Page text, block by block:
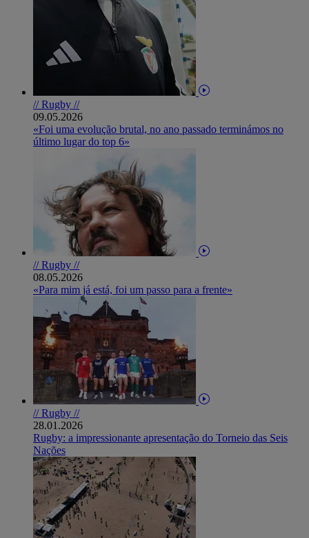
// Rugby //
09.05.2026
«Foi uma evolução brutal, no ano passado terminámos no
último lugar do top 6»
// Rugby //
08.05.2026
«Para mim já está, foi um passo para a frente»
// Rugby //
28.01.2026
Rugby: a impressionante apresentação do Torneio das Seis
Nações